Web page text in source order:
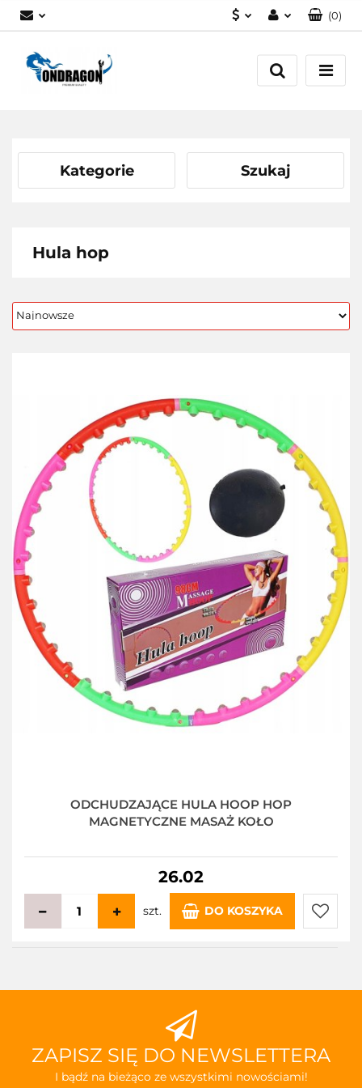
Zaloguj się
Załóż konto
(0)
Kategorie Szukaj
Hula hop
ODCHUDZAJĄCE HULA HOOP HOP
MAGNETYCZNE MASAŻ KOŁO
26.02
szt. DO KOSZYKA
Do
ZAPISZ SIĘ DO NEWSLETTERA
I bądź na bieżąco ze wszystkimi nowościami!